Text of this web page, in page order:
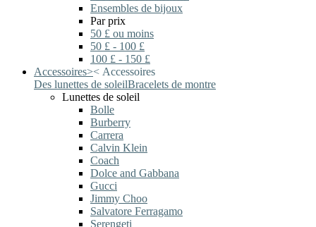
Ensembles de bijoux
Par prix
50 £ ou moins
50 £ - 100 £
100 £ - 150 £
Accessoires>< Accessoires
Des lunettes de soleilBracelets de montre
Lunettes de soleil
Bolle
Burberry
Carrera
Calvin Klein
Coach
Dolce and Gabbana
Gucci
Jimmy Choo
Salvatore Ferragamo
Serengeti